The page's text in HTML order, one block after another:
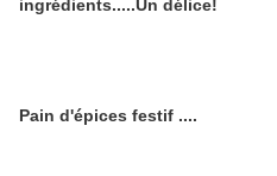
ingrédients.....Un délice!
Pain d'épices festif ....